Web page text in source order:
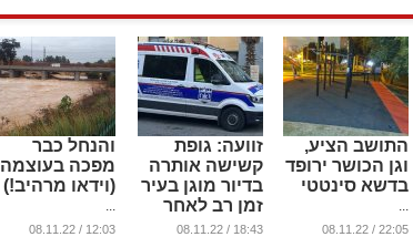
התושב הציע,
וגן הכושר ירופד
בדשא סינטטי
...
22:05 / 08.11.22
זוועה: גופת
קשישה אותרה
בדיור מוגן בעיר
זמן רב לאחר
פטירתה
18:43 / 08.11.22
והנחל כבר
מפכה בעוצמה
(וידאו מרהיב!)
...
12:03 / 08.11.22